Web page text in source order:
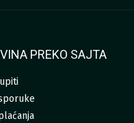
PREKO SAJTA